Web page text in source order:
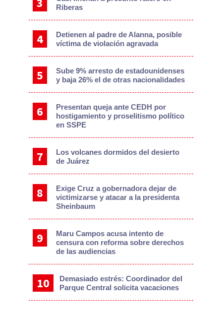
Riberas
Detienen al padre de Alanna, posible
víctima de violación agravada
Sube 9% arresto de estadounidenses
y baja 26% el de otras nacionalidades
Presentan queja ante CEDH por
hostigamiento y proselitismo político
en SSPE
Los volcanes dormidos del desierto
de Juárez
Exige Cruz a gobernadora dejar de
victimizarse y atacar a la presidenta
Sheinbaum
Maru Campos acusa intento de
censura con reforma sobre derechos
de las audiencias
Demasiado estrés: Coordinador del
Parque Central solicita vacaciones